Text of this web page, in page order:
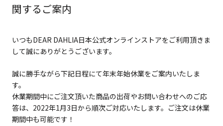
関するご案内
いつもDEAR DAHLIA日本公式オンラインストアをご利用頂きま
して誠にありがとうございます。
誠に勝手ながら下記日程にて年末年始休業をご案内いたしま
す。
休業期間中にご注文頂いた商品の出荷やお問い合わせへのご応
答は、2022年1月3日から順次ご対応いたします。ご注文は休業
期間中も可能です！